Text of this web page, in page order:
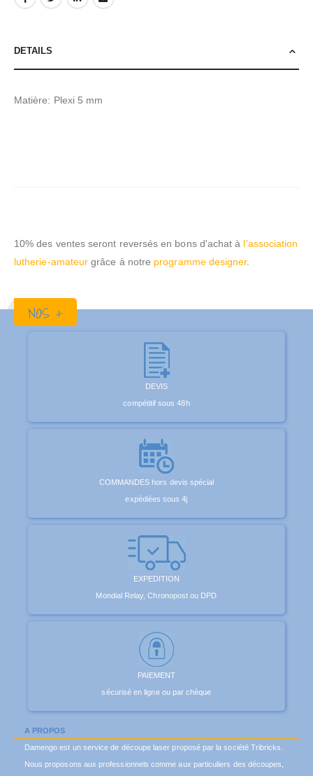
DETAILS
Matière: Plexi 5 mm
10% des ventes seront reversés en bons d'achat à l'association
lutherie-amateur grâce à notre programme designer.
NOS +
DEVIS
compétitif sous 48h
COMMANDES hors devis spécial
expédiées sous 4j
EXPEDITION
Mondial Relay, Chronopost ou DPD
PAIEMENT
sécurisé en ligne ou par chèque
A PROPOS
Damengo est un service de découpe laser proposé par la société Tribricks.
Nous proposons aux professionnels comme aux particuliers des découpes,